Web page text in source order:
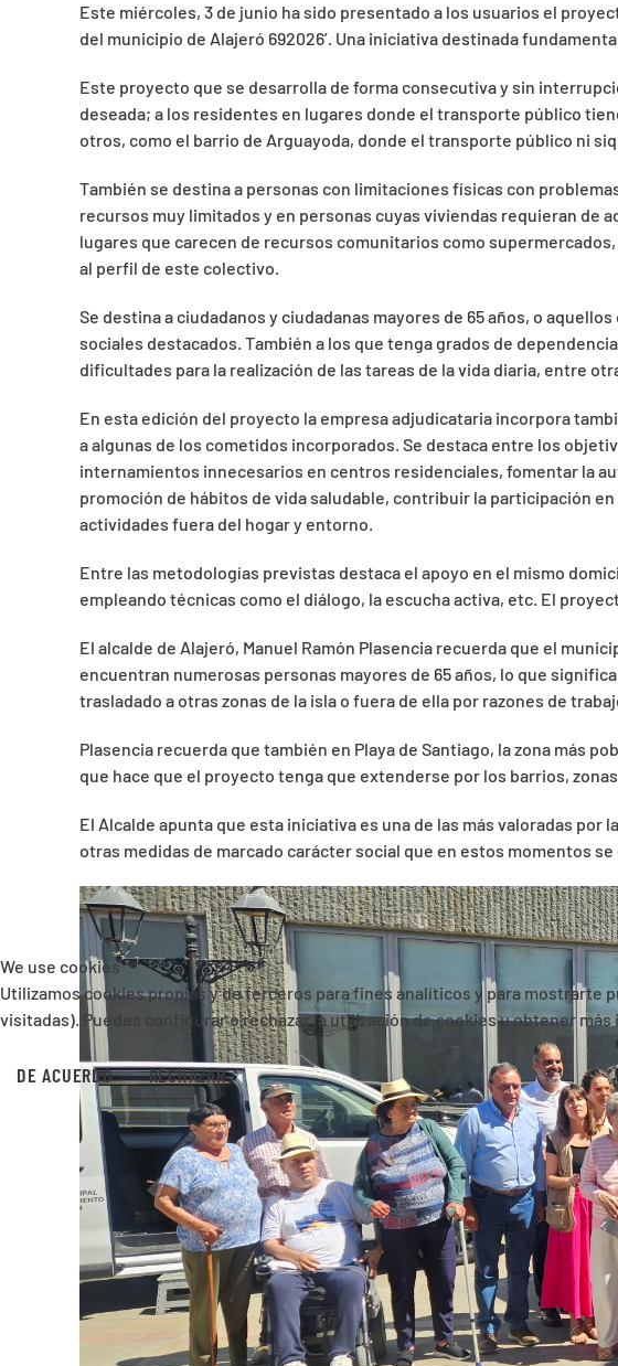
Este miércoles, 3 de junio ha sido presentado a los usuarios el
del municipio de Alajeró 692026’. Una iniciativa destinada
Este proyecto que se desarrolla de forma consecutiva y sin
deseada; a los residentes en lugares donde el transporte público
otros, como el barrio de Arguayoda, donde el transporte público ni
También se destina a personas con limitaciones físicas con
recursos muy limitados y en personas cuyas viviendas requieran de
lugares que carecen de recursos comunitarios como
al perfil de este colectivo.
Se destina a ciudadanos y ciudadanas mayores de 65 años, o
sociales destacados. También a los que tenga grados de
dificultades para la realización de las tareas de la vida diaria, entre
En esta edición del proyecto la empresa adjudicataria incorpora
a algunas de los cometidos incorporados. Se destaca entre los
internamientos innecesarios en centros residenciales, fomentar la
promoción de hábitos de vida saludable, contribuir la participación
actividades fuera del hogar y entorno.
Entre las metodologías previstas destaca el apoyo en el mismo
empleando técnicas como el diálogo, la escucha activa, etc. El
El alcalde de Alajeró, Manuel Ramón Plasencia recuerda que el
encuentran numerosas personas mayores de 65 años, lo que
trasladado a otras zonas de la isla o fuera de ella por razones de
Plasencia recuerda que también en Playa de Santiago, la zona más
que hace que el proyecto tenga que extenderse por los barrios,
El Alcalde apunta que esta iniciativa es una de las más valoradas
otras medidas de marcado carácter social que en estos momentos
We use cookies
Utilizamos cookies propias y de terceros para fines analíticos y para mostrarte
visitadas). Puedes configurar o rechazar la utilización de cookies u obtener
DE ACUERDO RECHAZAR